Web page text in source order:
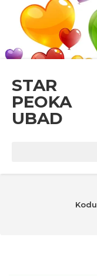
STAR
PEOKA
UBAD
Kodu